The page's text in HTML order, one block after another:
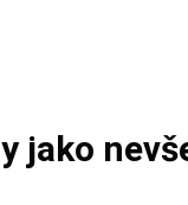
jako